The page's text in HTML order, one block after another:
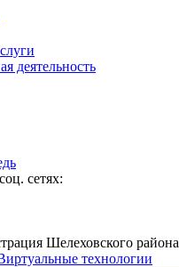
деятельность
сетях:
Шелеховского района
технологии